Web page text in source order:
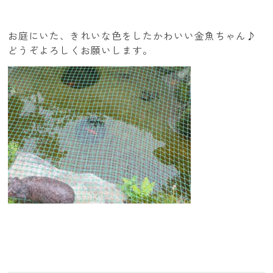
お庭にいた、きれいな色をしたかわいい金魚ちゃん♪
どうぞよろしくお願いします。